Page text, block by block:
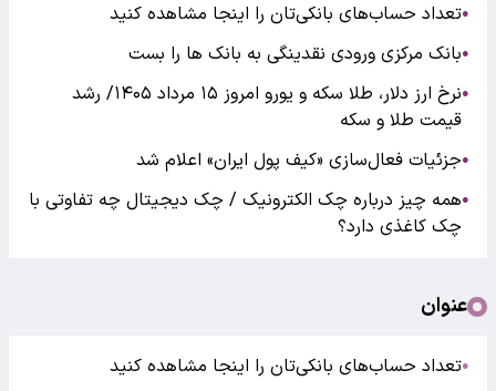
●تعداد حساب‌های بانکی‌تان را اینجا مشاهده کنید
●بانک مرکزی ورودی نقدینگی به بانک ها را بست
●
نرخ ارز دلار، طلا سکه و یورو امروز ۱۵ مرداد ۱۴۰۵/ رشد
قیمت طلا و سکه
●جزئیات فعال‌سازی «کیف پول ایران» اعلام شد
●همه چیز درباره چک الکترونیک / چک دیجیتال چه تفاوتی با
چک کاغذی دارد؟
عنوان
●تعداد حساب‌های بانکی‌تان را اینجا مشاهده کنید